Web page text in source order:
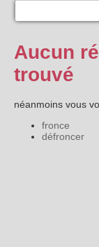
Aucun
trouvé
néanmoins vous
fronce
défroncer